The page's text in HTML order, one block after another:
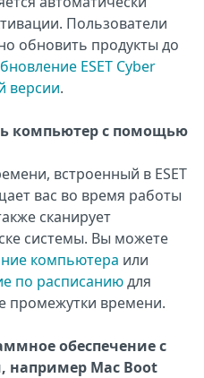
Пользователи
обновить продукты до
ESET Cyber
версии.
компьютер с помощью
встроенный в ESET
вас во время работы
сканирует
системы. Вы можете
компьютера или
по расписаниюдля
промежутки времени.
обеспечение с
например Mac Boot